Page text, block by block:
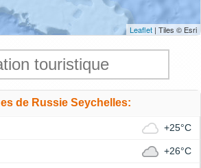
Leaflet | Tiles © Esri
de Russie Seychelles:
+25°C
+26°C